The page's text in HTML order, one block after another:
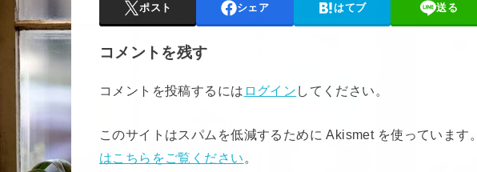
ポスト シェア はてブ 送る
コメントを残す
コメントを投稿するには ログイン してください。
このサイトはスパムを低減するために Akismet を使っています。
はこちらをご覧ください 。